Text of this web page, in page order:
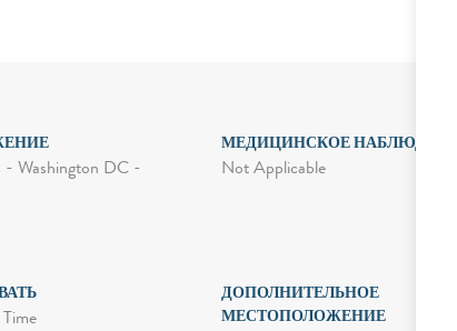
- Washington DC -
МЕДИЦИНСКОЕ
Not Applicable
ДОПОЛНИТЕЛЬНОЕ
МЕСТОПОЛОЖЕНИЕ